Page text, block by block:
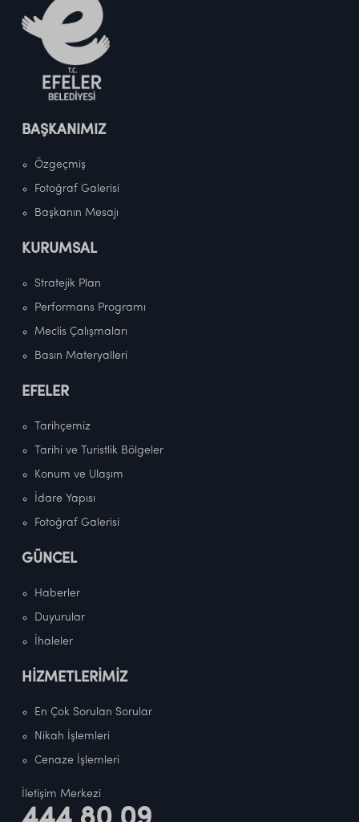
BAŞKANIMIZ
Özgeçmiş
Fotoğraf Galerisi
Başkanın Mesajı
KURUMSAL
Stratejik Plan
Performans Programı
Meclis Çalışmaları
Basın Materyalleri
EFELER
Tarihçemiz
Tarihi ve Turistlik Bölgeler
Konum ve Ulaşım
İdare Yapısı
Fotoğraf Galerisi
GÜNCEL
Haberler
Duyurular
İhaleler
HİZMETLERİMİZ
En Çok Sorulan Sorular
Nikah İşlemleri
Cenaze İşlemleri
İletişim Merkezi